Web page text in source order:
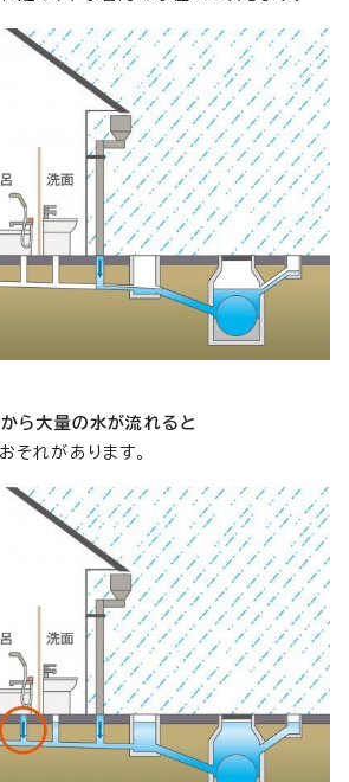
ら大量の水が流れる と
それがあります。